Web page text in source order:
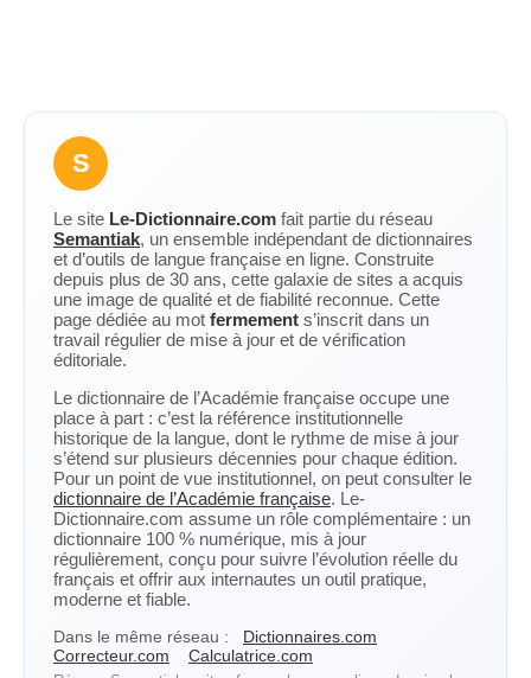
S
Le site Le-Dictionnaire.com fait partie du réseau
Semantiak, un ensemble indépendant de dictionnaires
et d’outils de langue française en ligne. Construite
depuis plus de 30 ans, cette galaxie de sites a acquis
une image de qualité et de fiabilité reconnue. Cette
page dédiée au mot fermement s’inscrit dans un
travail régulier de mise à jour et de vérification
éditoriale.
Le dictionnaire de l’Académie française occupe une
place à part : c’est la référence institutionnelle
historique de la langue, dont le rythme de mise à jour
s’étend sur plusieurs décennies pour chaque édition.
Pour un point de vue institutionnel, on peut consulter le
dictionnaire de l’Académie française. Le-
Dictionnaire.com assume un rôle complémentaire : un
dictionnaire 100 % numérique, mis à jour
régulièrement, conçu pour suivre l’évolution réelle du
français et offrir aux internautes un outil pratique,
moderne et fiable.
Dans le même réseau :
Dictionnaires.com
Correcteur.com
Calculatrice.com